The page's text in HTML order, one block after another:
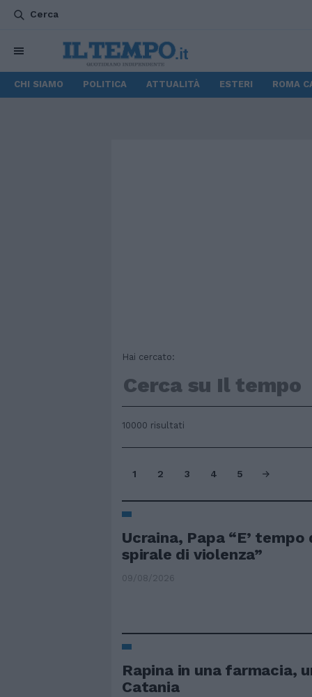
Cerca
CHI SIAMO POLITICA ATTUALITÀ ESTERI
Hai cercato:
10000 risultati
1 2 3 4 5
Ucraina, Papa “E’
spirale di violenza”
09/08/2026
Rapina in una farmacia,
Catania